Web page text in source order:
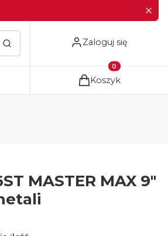
Szukaj
Zaloguj się
Produkty w
Koszyk
MASTER MAX 9"